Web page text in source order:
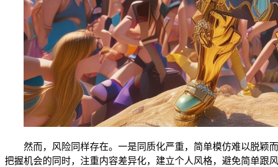
然而，风险同样存在。一是同质化严重，简单模仿难以脱颖
把握机会的同时，注重内容差异化，建立个人风格，避免简单跟风